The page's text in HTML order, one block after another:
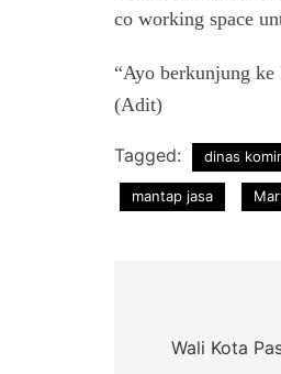
co working space
“Ayo berkunjung ke
(Adit)
Tagged: dinas
mantap jasa
posWali Kota